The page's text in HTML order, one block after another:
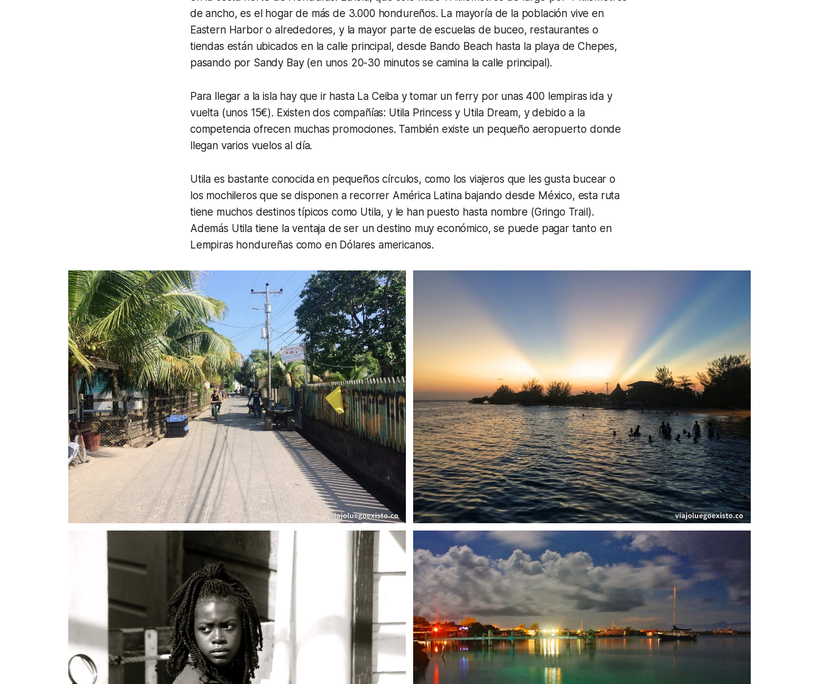
de ancho, es el hogar de más de 3.000 hondureños. La mayoría de la población vive en
Eastern Harbor o alrededores, y la mayor parte de escuelas de buceo, restaurantes o
tiendas están ubicados en la calle principal, desde Bando Beach hasta la playa de Chepes,
pasando por Sandy Bay (en unos 20-30 minutos se camina la calle principal).
Para llegar a la isla hay que ir hasta La Ceiba y tomar un ferry por unas 400 lempiras ida y
vuelta (unos 15€). Existen dos compañías: Utila Princess y Utila Dream, y debido a la
competencia ofrecen muchas promociones. También existe un pequeño aeropuerto donde
llegan varios vuelos al día.
Utila es bastante conocida en pequeños círculos, como los viajeros que les gusta bucear o
los mochileros que se disponen a recorrer América Latina bajando desde México, esta ruta
tiene muchos destinos típicos como Utila, y le han puesto hasta nombre (Gringo Trail).
Además Utila tiene la ventaja de ser un destino muy económico, se puede pagar tanto en
Lempiras hondureñas como en Dólares americanos.